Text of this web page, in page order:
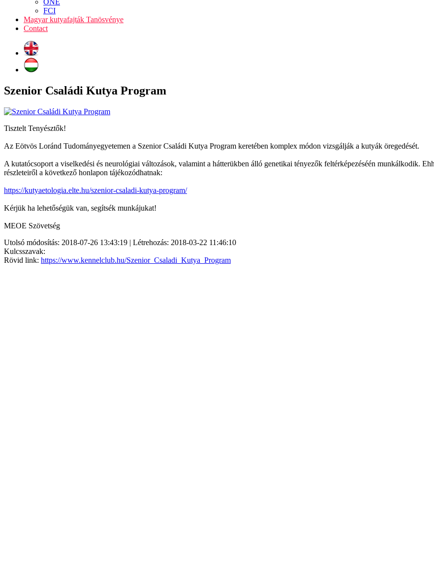
ONE
FCI
Magyar kutyafajták Tanösvénye
Contact
Szenior Családi Kutya Program
Tisztelt Tenyésztők!
Az Eötvös Loránd Tudományegyetemen a Szenior Családi Kutya Program keretében komplex módon vizsgálják a kutyák öregedését.
A kutatócsoport a viselkedési és neurológiai változások, valamint a hátterükben álló genetikai tényezők feltérképezéséén munkálkodik.
részleteiről a következő honlapon tájékozódhatnak:
https://kutyaetologia.elte.hu/szenior-csaladi-kutya-program/
Kérjük ha lehetőségük van, segítsék munkájukat!
MEOE Szövetség
Utolsó módosítás: 2018-07-26 13:43:19 | Létrehozás: 2018-03-22 11:46:10
Kulcsszavak:
Rövid link: https://www.kennelclub.hu/Szenior_Csaladi_Kutya_Program